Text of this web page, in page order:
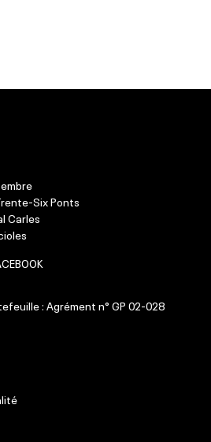
Six Ponts
Carles
: Agrément n° GP 02-028